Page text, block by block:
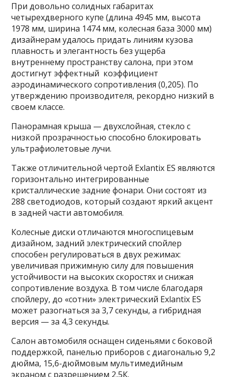
При довольно солидных габаритах
четырехдверного купе (длина 4945 мм, высота
1978 мм, ширина 1474 мм, колесная база 3000 мм)
дизайнерам удалось придать линиям кузова
плавность и элегантность без ущерба
внутреннему пространству салона, при этом
достигнут эффектный коэффициент
аэродинамического сопротивления (0,205). По
утверждению производителя, рекордно низкий в
своем классе.
Панорамная крыша — двухслойная, стекло с
низкой прозрачностью способно блокировать
ультрафиолетовые лучи.
Также отличительной чертой Exlantix ES являются
горизонтально интегрированные
кристаллические задние фонари. Они состоят из
288 светодиодов, который создают яркий акцент
в задней части автомобиля.
Колесные диски отличаются многоспицевым
дизайном, задний электрический спойлер
способен регулироваться в двух режимах:
увеличивая прижимную силу для повышения
устойчивости на высоких скоростях и снижая
сопротивление воздуха. В том числе благодаря
спойлеру, до «сотни» электрический Exlantix ES
может разогнаться за 3,7 секунды, а гибридная
версия — за 4,3 секунды.
Салон автомобиля оснащен сиденьями с боковой
поддержкой, панелью приборов с диагональю 9,2
дюйма, 15,6-дюймовым мультимедийным
экраном с разрешением 2,5К.